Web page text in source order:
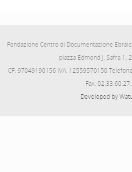
Fondazione Centro di Documentazione
piazza Edmond J. Safra 1,
CF: 97049190156 IVA: 12559570150
Fax:
Developed by